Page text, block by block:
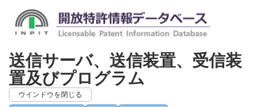
送信サーバ、送信装置、受信装
置及びプログラム
ウインドウを閉じる